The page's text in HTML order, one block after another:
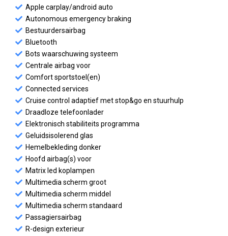
Apple carplay/android auto
Autonomous emergency braking
Bestuurdersairbag
Bluetooth
Bots waarschuwing systeem
Centrale airbag voor
Comfort sportstoel(en)
Connected services
Cruise control adaptief met stop&go en stuurhulp
Draadloze telefoonlader
Elektronisch stabiliteits programma
Geluidsisolerend glas
Hemelbekleding donker
Hoofd airbag(s) voor
Matrix led koplampen
Multimedia scherm groot
Multimedia scherm middel
Multimedia scherm standaard
Passagiersairbag
R-design exterieur